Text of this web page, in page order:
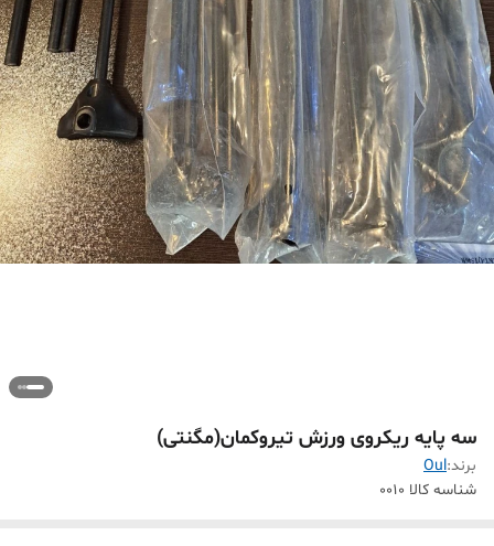
سه پایه ریکروی ورزش تیروکمان(مگنتی)
برند:Oul
شناسه کالا ۰۰۱۰